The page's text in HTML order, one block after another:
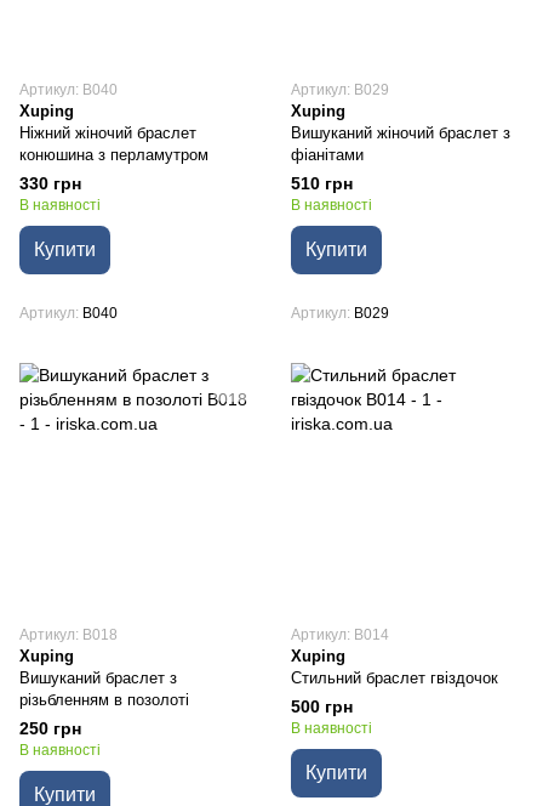
Артикул: B040
Xuping
Ніжний жіночий браслет
конюшина з перламутром
330 грн
В наявності
Купити
Артикул B040
Артикул: B029
Xuping
Вишуканий жіночий браслет з
фіанітами
510 грн
В наявності
Купити
Артикул B029
Артикул: B018
Xuping
Вишуканий браслет з
різьбленням в позолоті
250 грн
В наявності
Купити
Артикул: B014
Xuping
Стильний браслет гвіздочок
500 грн
В наявності
Купити